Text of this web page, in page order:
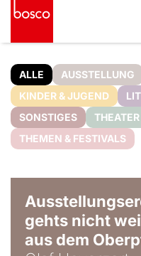
ALLE AUSSTELLUNG
KINDER & JUGEND
SONSTIGES
THEMEN & FESTIVALS
gehts nicht
aus dem